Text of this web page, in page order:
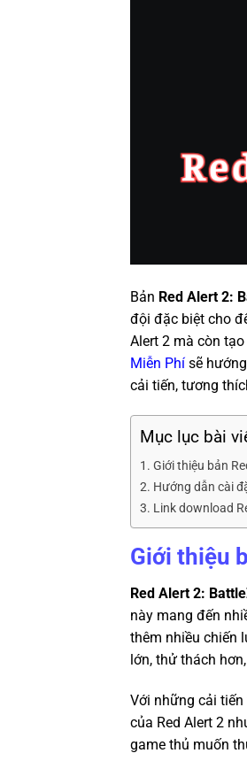
Bản Red Alert 2:
đội đặc biệt cho
Alert 2 mà còn
Miễn Phí sẽ
cải tiến, tương
Mục lục bài
Giới thiệu bản
Hướng dẫn cài
Link download
Giới thiệu
Red Alert 2:
này mang đến
thêm nhiều chiến
lớn, thử thách
Với những cải
của Red Alert 2
game thủ muốn